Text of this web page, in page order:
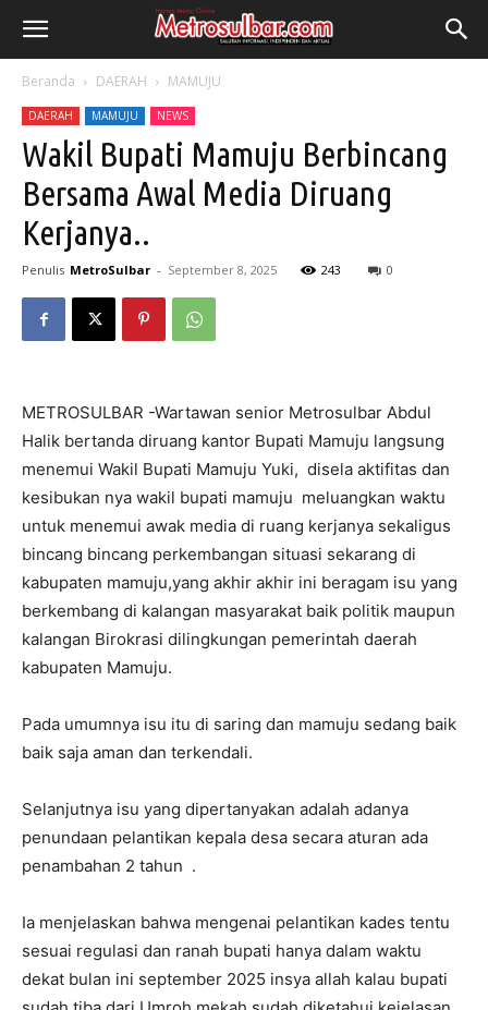
Beranda DAERAH MAMUJU
DAERAH MAMUJU NEWS
Wakil Bupati Mamuju Berbincang
Bersama Awal Media Diruang
Kerjanya..
Penulis MetroSulbar - September 8, 2025 243 0
METROSULBAR -Wartawan senior Metrosulbar Abdul
Halik bertanda diruang kantor Bupati Mamuju langsung
menemui Wakil Bupati Mamuju Yuki, disela aktifitas dan
kesibukan nya wakil bupati mamuju meluangkan waktu
untuk menemui awak media di ruang kerjanya sekaligus
bincang bincang perkembangan situasi sekarang di
kabupaten mamuju,yang akhir akhir ini beragam isu yang
berkembang di kalangan masyarakat baik politik maupun
kalangan Birokrasi dilingkungan pemerintah daerah
kabupaten Mamuju.
Pada umumnya isu itu di saring dan mamuju sedang baik
baik saja aman dan terkendali.
Selanjutnya isu yang dipertanyakan adalah adanya
penundaan pelantikan kepala desa secara aturan ada
penambahan 2 tahun .
Ia menjelaskan bahwa mengenai pelantikan kades tentu
sesuai regulasi dan ranah bupati hanya dalam waktu
dekat bulan ini september 2025 insya allah kalau bupati